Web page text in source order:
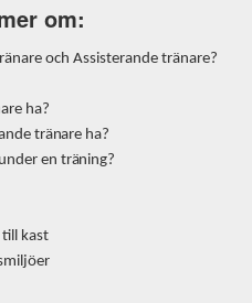
er om:
och Assisterande tränare?
ha?
de tränare ha?
under en träning?
till kast
miljöer